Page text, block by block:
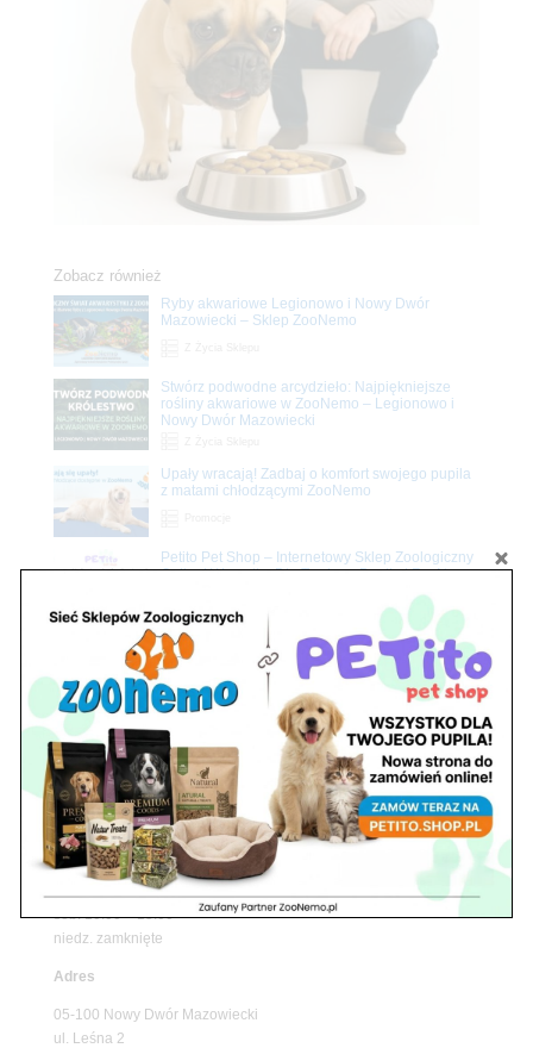
Zobacz również
Ryby akwariowe Legionowo i Nowy Dwór
Mazowiecki – Sklep ZooNemo
Stwórz podwodne arcydzieło: Najpiękniejsze
rośliny akwariowe w ZooNemo – Legionowo i
Nowy Dwór Mazowiecki
Upały wracają! Zadbaj o komfort swojego pupila
z matami chłodzącymi ZooNemo
Petito Pet Shop – Internetowy Sklep Zoologiczny
Online! Wszystko Dla Twojego Pupila | ZooNemo
Znajdź nas
Adres
05-120 Legionowo
ul. Piłsudskiego 31,
pawilon 134
tel./fax. 22 784 71 96
Godziny pracy
pon. – piąt. 10.00 – 19.00
sob. 10.00 – 15.00
niedz. zamknięte
Adres
05-100 Nowy Dwór Mazowiecki
ul. Leśna 2